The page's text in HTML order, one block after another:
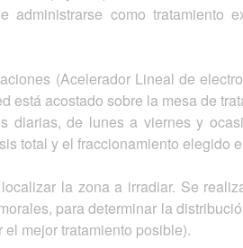
como tratamiento
(Acelerador Lineal de
está acostado sobre la mesa de
diarias, de lunes a viernes y
total y el fraccionamiento elegido
la zona a irradiar. Se
para determinar la
mejor tratamiento posible).